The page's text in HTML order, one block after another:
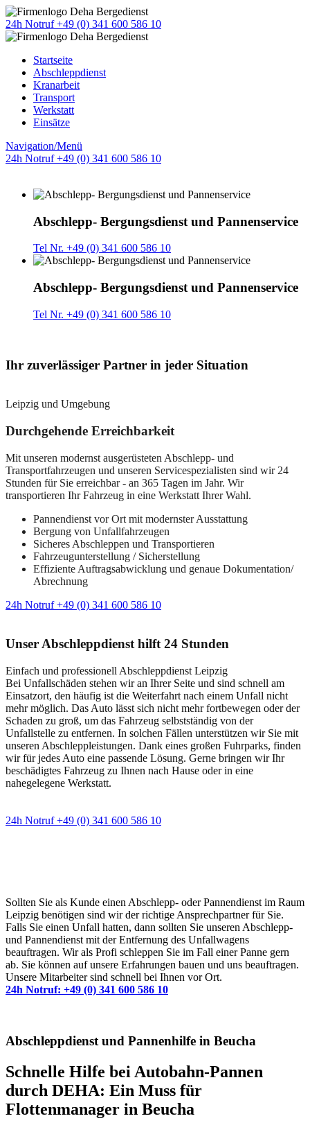
24h Notruf +49 (0) 341 600 586 10
Startseite
Abschleppdienst
Kranarbeit
Transport
Werkstatt
Einsätze
Navigation/Menü
24h Notruf +49 (0) 341 600 586 10
Abschlepp- Bergungsdienst und Pannenservice
Tel Nr. +49 (0) 341 600 586 10
Abschlepp- Bergungsdienst und Pannenservice
Tel Nr. +49 (0) 341 600 586 10
Ihr zuverlässiger Partner in jeder Situation
Leipzig und Umgebung
Durchgehende Erreichbarkeit
Mit unseren modernst ausgerüsteten Abschlepp- und
Transportfahrzeugen und unseren Servicespezialisten sind wir 24
Stunden für Sie erreichbar - an 365 Tagen im Jahr. Wir
transportieren Ihr Fahrzeug in eine Werkstatt Ihrer Wahl.
Pannendienst vor Ort mit modernster Ausstattung
Bergung von Unfallfahrzeugen
Sicheres Abschleppen und Transportieren
Fahrzeugunterstellung / Sicherstellung
Effiziente Auftragsabwicklung und genaue Dokumentation/
Abrechnung
24h Notruf +49 (0) 341 600 586 10
Unser Abschleppdienst hilft 24 Stunden
Einfach und professionell Abschleppdienst Leipzig
Bei Unfallschäden stehen wir an Ihrer Seite und sind schnell am
Einsatzort, den häufig ist die Weiterfahrt nach einem Unfall nicht
mehr möglich. Das Auto lässt sich nicht mehr fortbewegen oder der
Schaden zu groß, um das Fahrzeug selbstständig von der
Unfallstelle zu entfernen. In solchen Fällen unterstützen wir Sie mit
unseren Abschleppleistungen. Dank eines großen Fuhrparks, finden
wir für jedes Auto eine passende Lösung. Gerne bringen wir Ihr
beschädigtes Fahrzeug zu Ihnen nach Hause oder in eine
nahegelegene Werkstatt.
24h Notruf +49 (0) 341 600 586 10
Sollten Sie als Kunde einen Abschlepp- oder Pannendienst im Raum
Leipzig benötigen sind wir der richtige Ansprechpartner für Sie.
Falls Sie einen Unfall hatten, dann sollten Sie unseren Abschlepp-
und Pannendienst mit der Entfernung des Unfallwagens
beauftragen. Wir als Profi schleppen Sie im Fall einer Panne gern
ab. Sie können auf unsere Erfahrungen bauen und uns beauftragen.
Unsere Mitarbeiter sind schnell bei Ihnen vor Ort.
24h Notruf: +49 (0) 341 600 586 10
Abschleppdienst und Pannenhilfe in Beucha
Schnelle Hilfe bei Autobahn-Pannen
durch DEHA: Ein Muss für
Flottenmanager in Beucha